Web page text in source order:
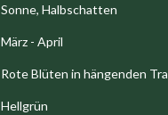
Sonne, Halbschatten
März - April
Rote Blüten in hängenden
Hellgrün